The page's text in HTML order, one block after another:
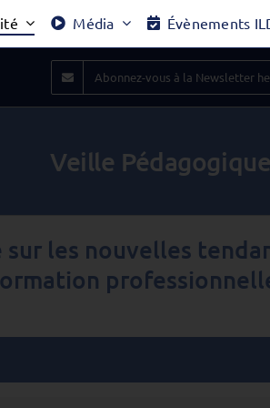
Média Évènements
Abonnez-vous à la Newsletter
Veille
sur les nouvelles